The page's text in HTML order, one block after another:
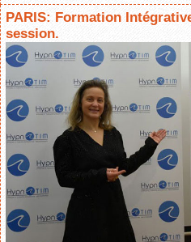
PARIS: Formation
session.